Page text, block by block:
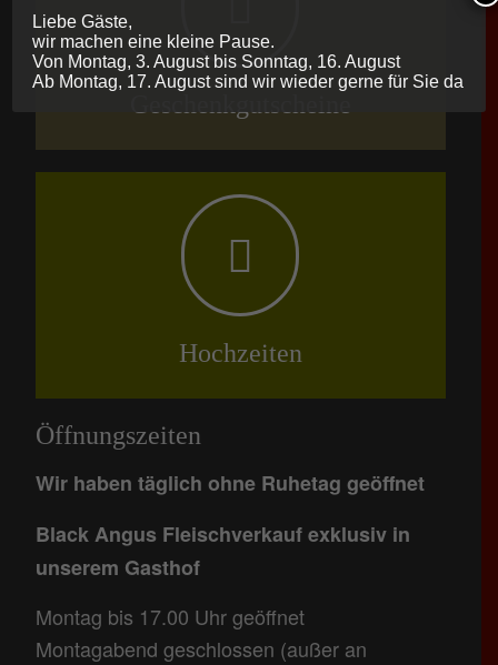
Hochzeiten
Öffnungszeiten
Wir haben täglich ohne Ruhetag geöffnet
Black Angus Fleischverkauf exklusiv in
unserem Gasthof
Montag bis 17.00 Uhr geöffnet
Montagabend geschlossen (außer an
Liebe Gäste,
wir machen eine kleine Pause.
Von Montag, 3. August bis Sonntag, 16. August
Ab Montag, 17. August sind wir wieder gerne für Sie da